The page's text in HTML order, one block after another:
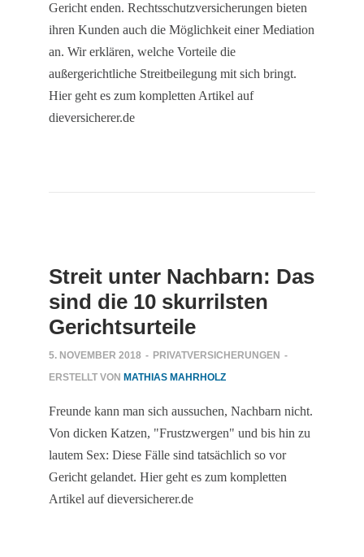
Gericht enden. Rechtsschutzversicherungen bieten
ihren Kunden auch die Möglichkeit einer Mediation
an. Wir erklären, welche Vorteile die
außergerichtliche Streitbeilegung mit sich bringt.
Hier geht es zum kompletten Artikel auf
dieversicherer.de
Streit unter Nachbarn: Das
sind die 10 skurrilsten
Gerichtsurteile
5. NOVEMBER 2018 - PRIVATVERSICHERUNGEN -
ERSTELLT VON MATHIAS MAHRHOLZ
Freunde kann man sich aussuchen, Nachbarn nicht.
Von dicken Katzen, "Frustzwergen" und bis hin zu
lautem Sex: Diese Fälle sind tatsächlich so vor
Gericht gelandet. Hier geht es zum kompletten
Artikel auf dieversicherer.de